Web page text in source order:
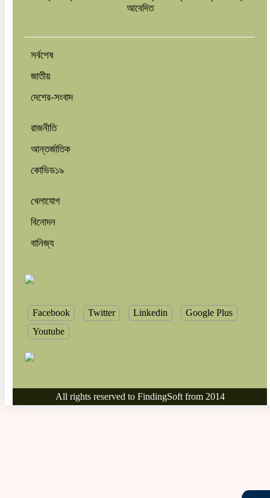
আবেদিত
সর্বশেষ
জাতীয়
দেশের-সংবাদ
রাজনীতি
আন্তর্জাতিক
কোভিড১৯
খেলাযোগ
বিনোদন
বানিজ্য
Facebook Twitter Linkedin
Google Plus
Youtube
All rights reserved to FindingSoft from 2014